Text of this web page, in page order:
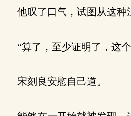
他叹了口气，试图从这种
“算了，至少证明了，这
宋刻良安慰自己道。